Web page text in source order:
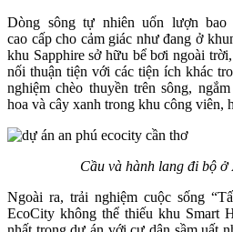
Dòng sông tự nhiên uốn lượn
cao cấp cho cảm giác như đang ở
khu Sapphire sở hữu bể bơi ngoài
nối thuận tiện với các tiện ích khác
nghiệm chèo thuyền trên sông,
hoa và cây xanh trong khu công viên,
Cầu và hành lang đi bộ ở
Ngoài ra, trải nghiệm cuộc sống
EcoCity không thể thiếu khu Smart